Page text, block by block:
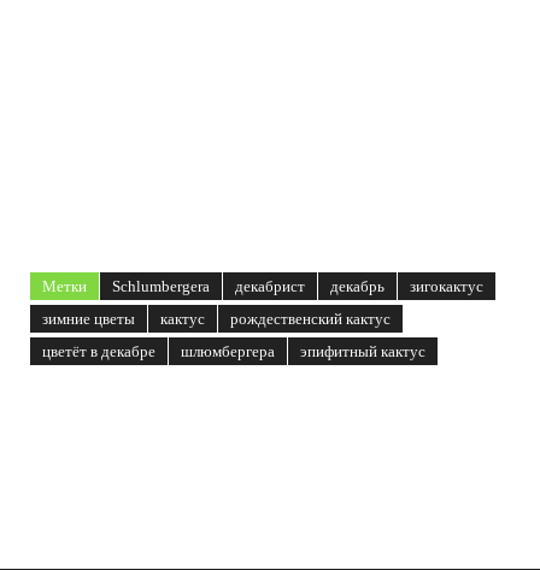
Метки Schlumbergera декабрист декабрь
зигокактус
зимние цветы
кактус
рождественский кактус
цветёт в декабре
шлюмбергера эпифитный кактус